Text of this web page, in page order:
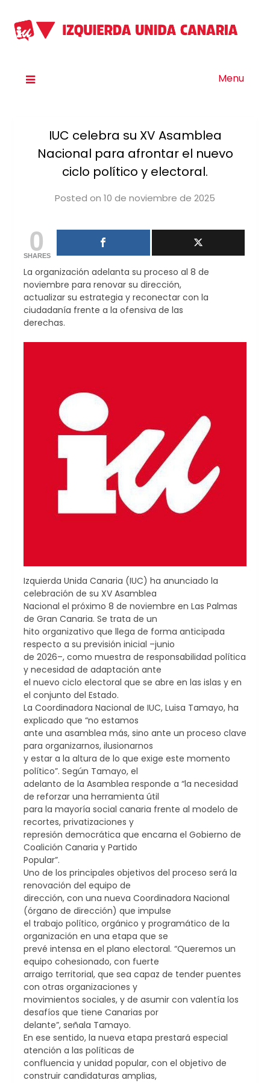
Menu
IUC celebra su XV Asamblea
Nacional para afrontar el nuevo
ciclo político y electoral.
Posted on 10 de noviembre de 2025
0
SHARES
La organización adelanta su proceso al 8 de
noviembre para renovar su dirección,
actualizar su estrategia y reconectar con la
ciudadanía frente a la ofensiva de las
derechas.
Izquierda Unida Canaria (IUC) ha anunciado la
celebración de su XV Asamblea
Nacional el próximo 8 de noviembre en Las Palmas
de Gran Canaria. Se trata de un
hito organizativo que llega de forma anticipada
respecto a su previsión inicial –junio
de 2026–, como muestra de responsabilidad política
y necesidad de adaptación ante
el nuevo ciclo electoral que se abre en las islas y en
el conjunto del Estado.
La Coordinadora Nacional de IUC, Luisa Tamayo, ha
explicado que “no estamos
ante una asamblea más, sino ante un proceso clave
para organizarnos, ilusionarnos
y estar a la altura de lo que exige este momento
político”. Según Tamayo, el
adelanto de la Asamblea responde a “la necesidad
de reforzar una herramienta útil
para la mayoría social canaria frente al modelo de
recortes, privatizaciones y
represión democrática que encarna el Gobierno de
Coalición Canaria y Partido
Popular”.
Uno de los principales objetivos del proceso será la
renovación del equipo de
dirección, con una nueva Coordinadora Nacional
(órgano de dirección) que impulse
el trabajo político, orgánico y programático de la
organización en una etapa que se
prevé intensa en el plano electoral. “Queremos un
equipo cohesionado, con fuerte
arraigo territorial, que sea capaz de tender puentes
con otras organizaciones y
movimientos sociales, y de asumir con valentía los
desafíos que tiene Canarias por
delante”, señala Tamayo.
En ese sentido, la nueva etapa prestará especial
atención a las políticas de
confluencia y unidad popular, con el objetivo de
construir candidaturas amplias,